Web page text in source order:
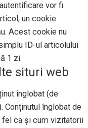
vor fi
un cookie
Acest cookie nu
ID-ul articolului
1 zi.
situri web
înglobat (de
Conținutul înglobat de
fel ca și cum vizitatorii